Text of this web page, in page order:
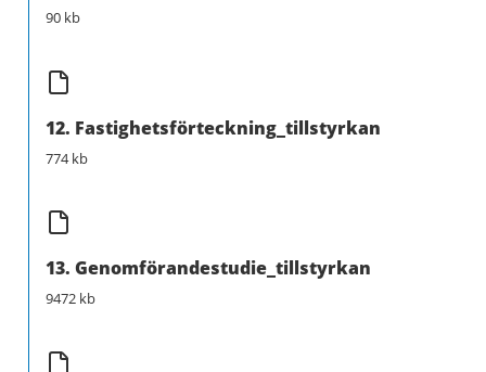
90 kb
12. Fastighetsförteckning_tillstyrkan
774 kb
13. Genomförandestudie_tillstyrkan
9472 kb